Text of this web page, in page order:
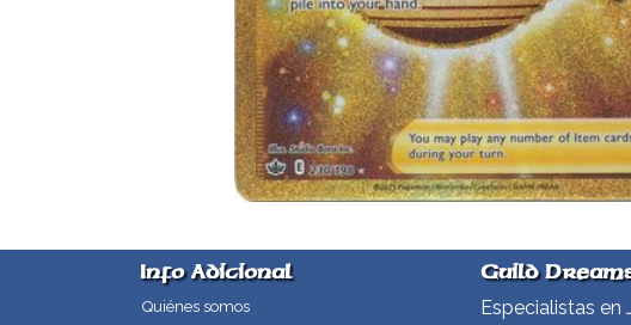
Info Adicional
Quiénes somos
Guild
Especialistas en